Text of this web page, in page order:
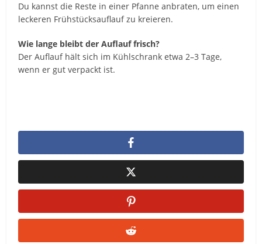
Du kannst die Reste in einer Pfanne anbraten, um einen
leckeren Frühstücksauflauf zu kreieren.
Wie lange bleibt der Auflauf frisch?
Der Auflauf hält sich im Kühlschrank etwa 2–3 Tage,
wenn er gut verpackt ist.